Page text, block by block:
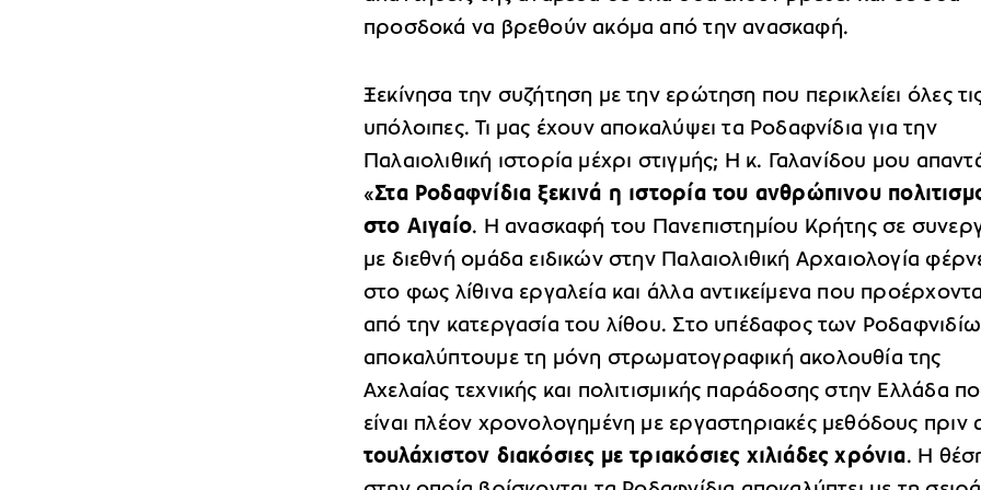
προσδοκά να βρεθούν ακόμα από την ανασκαφή.
Ξεκίνησα την συζήτηση με την ερώτηση που περικλείει όλες
υπόλοιπες. Τι μας έχουν αποκαλύψει τα Ροδαφνίδια για την
Παλαιολιθική ιστορία μέχρι στιγμής; Η κ. Γαλανίδου μου
«Στα Ροδαφνίδια ξεκινά η ιστορία του ανθρώπινου
στο Αιγαίο. Η ανασκαφή του Πανεπιστημίου Κρήτης σε
με διεθνή ομάδα ειδικών στην Παλαιολιθική Αρχαιολογία
στο φως λίθινα εργαλεία και άλλα αντικείμενα που
από την κατεργασία του λίθου. Στο υπέδαφος των
αποκαλύπτουμε τη μόνη στρωματογραφική ακολουθία της
Αχελαίας τεχνικής και πολιτισμικής παράδοσης στην Ελλάδα
είναι πλέον χρονολογημένη με εργαστηριακές μεθόδους πριν
τουλάχιστον διακόσιες με τριακόσιες χιλιάδες χρόνια. Η